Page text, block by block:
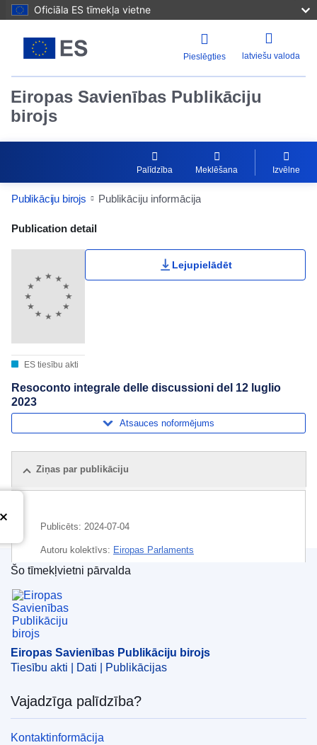
Oficiāla ES tīmekļa vietne
Pieslēgties latviešu valoda
Eiropas Savienības Publikāciju
birojs
Palīdzība Meklēšana Izvēlne
Publikāciju birojs Publikāciju informācija
Publication Detail Actions Portlet
Publication detail
ES tiesību akti
Lejupielādēt
Resoconto integrale delle discussioni del 12 luglio
2023
Atsauces noformējums
Ziņas par publikāciju
Publicēts: 2024-07-04
Autoru kolektīvs: Eiropas Parlaments
CELEX : C/2024/04149
ELI :C/2024/4149/oj
OJ : C_202404149
IMMC : P9_CR(2023)07-12
pdfa2a
Eiropas Savienības Publikāciju birojs
Šo tīmekļvietni pārvalda
Eiropas Savienības Publikāciju birojs
Tiesību akti | Dati | Publikācijas
Vajadzīga palīdzība?
Kontaktinformācija